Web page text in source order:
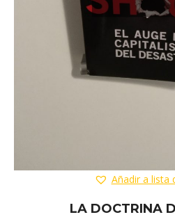
Añadir a lista
LA DOCTRINA